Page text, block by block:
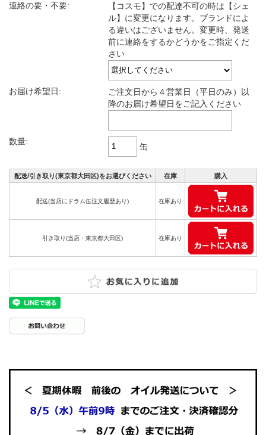
連絡の要・不要:
【コスモ】での配達不可の時は【シェ
ル】に変更になります。ブランドによ
る違いはございません。変更時、発送
前に連絡をするかどうかをご指定くだ
さい
お届け希望日:
ご注文日から４営業日（平日のみ）以
降のお届け希望日をご記入ください
数量:
缶
配送/引き取り(東京都大田区)をお選びください 在庫 購入
配送(当店にドラム缶注文履歴あり) 在庫あり
引き取り(当店・東京都大田区) 在庫あり